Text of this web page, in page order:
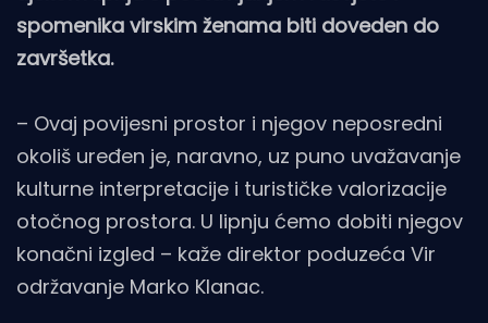
spomenika virskim ženama biti doveden do
završetka.
– Ovaj povijesni prostor i njegov neposredni
okoliš uređen je, naravno, uz puno uvažavanje
kulturne interpretacije i turističke valorizacije
otočnog prostora. U lipnju ćemo dobiti njegov
konačni izgled – kaže direktor poduzeća Vir
održavanje Marko Klanac.